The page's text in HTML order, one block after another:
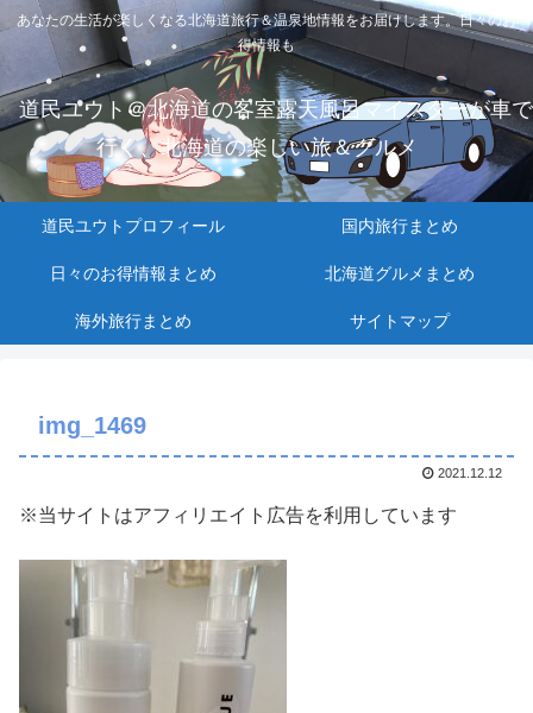
あなたの生活が楽しくなる北海道旅行＆温泉地情報をお届けします。日々のお
得情報も
道民ユウト＠北海道の客室露天風呂マイスターが車で
行く、北海道の楽しい旅＆グルメ
道民ユウトプロフィール 国内旅行まとめ
日々のお得情報まとめ 北海道グルメまとめ
海外旅行まとめ サイトマップ
img_1469
2021.12.12
※当サイトはアフィリエイト広告を利用しています